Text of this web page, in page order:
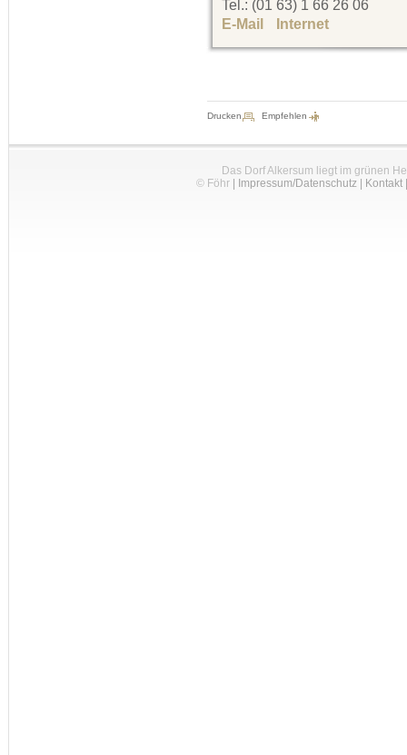
Tel.: (01 63) 1 66 26 06
E-Mail
Internet
Drucken Empfehlen
Das Dorf Alkersum liegt im grünen
© Föhr| Impressum/Datenschutz| Kontakt